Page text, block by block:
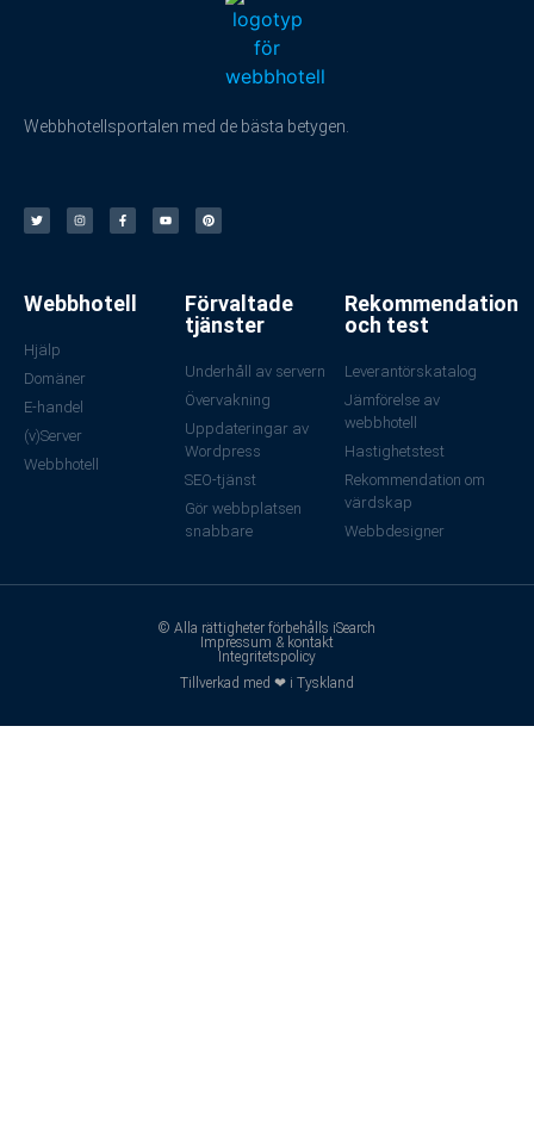
Webbhotellsportalen med de bästa betygen.
Webbhotell
Hjälp
Domäner
E-handel
(v)Server
Webbhotell
Förvaltade
tjänster
Underhåll av servern
Övervakning
Uppdateringar av
Wordpress
SEO-tjänst
Gör webbplatsen
snabbare
Rekommendation
och test
Leverantörskatalog
Jämförelse av
webbhotell
Hastighetstest
Rekommendation om
värdskap
Webbdesigner
© Alla rättigheter förbehålls iSearch
Impressum & kontakt
Integritetspolicy
Tillverkad med ❤ i Tyskland